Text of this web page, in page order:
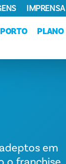
PLANO
IMPRENSA
em